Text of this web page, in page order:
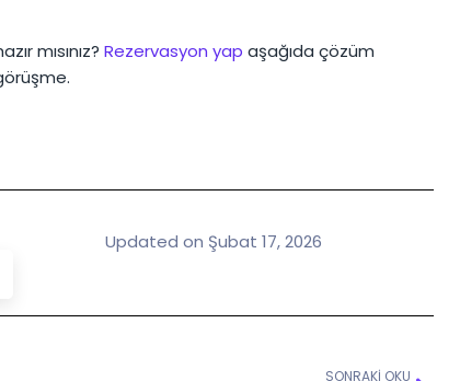
mısınız? Rezervasyon yap aşağıda çözüm
Updated on Şubat 17, 2026
SONRAKI OKU